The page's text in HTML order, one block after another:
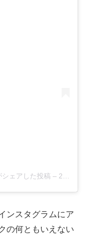
ェアした投稿 – 2017年 5月月27日午前8時29分PDT
ンスタグラムにア
の何ともいえない